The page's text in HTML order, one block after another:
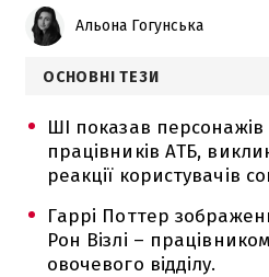
Альона Гогунська
ОСНОВНІ ТЕЗИ
ШІ показав
працівників АТБ,
реакції користувачів
Гаррі Поттер
Рон Візлі –
овочевого відділу.